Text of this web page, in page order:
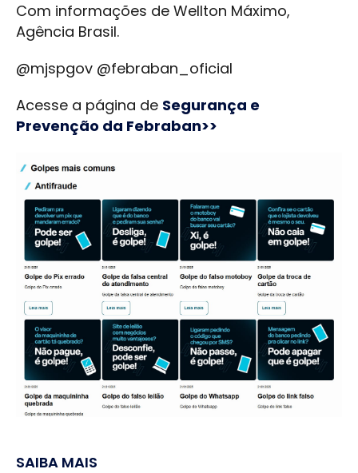
Com informações de Wellton Máximo,
Agência Brasil.
@mjspgov @febraban_oficial
Acesse a página de Segurança e
Prevenção da Febraban>>
SAIBA MAIS